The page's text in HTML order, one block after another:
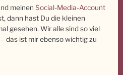
meinen Social-Media-Account
dann hast Du die kleinen
gesehen. Wir alle sind so viel
das ist mir ebenso wichtig zu